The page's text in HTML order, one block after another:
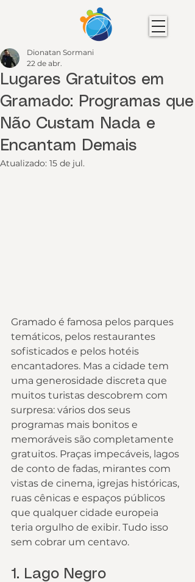
Lugares Gratuitos em
Gramado: Programas que
Não Custam Nada e
Encantam Demais
Dionatan Sormani
22 de abr.
Atualizado: 15 de jul.
Gramado é famosa pelos parques
temáticos, pelos restaurantes
sofisticados e pelos hotéis
encantadores. Mas a cidade tem
uma generosidade discreta que
muitos turistas descobrem com
surpresa: vários dos seus
programas mais bonitos e
memoráveis são completamente
gratuitos. Praças impecáveis, lagos
de conto de fadas, mirantes com
vistas de cinema, igrejas históricas,
ruas cênicas e espaços públicos
que qualquer cidade europeia
teria orgulho de exibir. Tudo isso
sem cobrar um centavo.
1. Lago Negro